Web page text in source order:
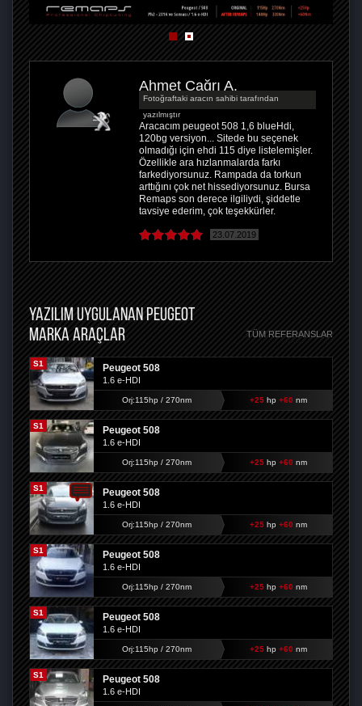
Ahmet Çağrı A.
Fotoğraftaki aracın sahibi tarafından
yazılmıştır
Aracacım peugeot 508 1,6 blueHdi,
120bg versiyon... Sitede bu seçenek
olmadığı için ehdi 115 diye listelemişler.
Özellikle ara hızlanmalarda farkı
farkediyorsunuz. Rampada da torkun
arttığını çok net hissediyorsunuz. Bursa
Remaps son derece ilgiliydi, şiddetle
tavsiye ederim, çok teşekkürler.
23.07.2019
YAZILIM UYGULANAN PEUGEOT
MARKA ARAÇLAR
TÜM REFERANSLAR
S1 Peugeot 508
1.6 e-HDI
Orj:115hp / 270nm +25hp +60 nm
S1 Peugeot 508
1.6 e-HDI
Orj:115hp / 270nm +25hp +60 nm
S1 Peugeot 508
1.6 e-HDI
Orj:115hp / 270nm +25hp +60 nm
S1 Peugeot 508
1.6 e-HDI
Orj:115hp / 270nm +25hp +60 nm
S1 Peugeot 508
1.6 e-HDI
Orj:115hp / 270nm +25hp +60 nm
S1 Peugeot 508
1.6 e-HDI